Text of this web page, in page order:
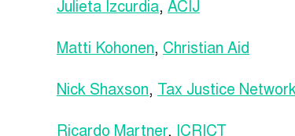
Julieta Izcurdia, ACIJ
Matti Kohonen, Christian Aid
Nick Shaxson, Tax Justice
Ricardo Martner, ICRICT